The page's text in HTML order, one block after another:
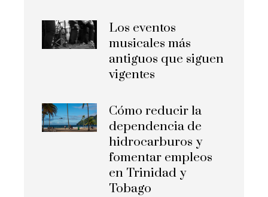
Los eventos
musicales más
antiguos que siguen
vigentes
Cómo reducir la
dependencia de
hidrocarburos y
fomentar empleos
en Trinidad y
Tobago